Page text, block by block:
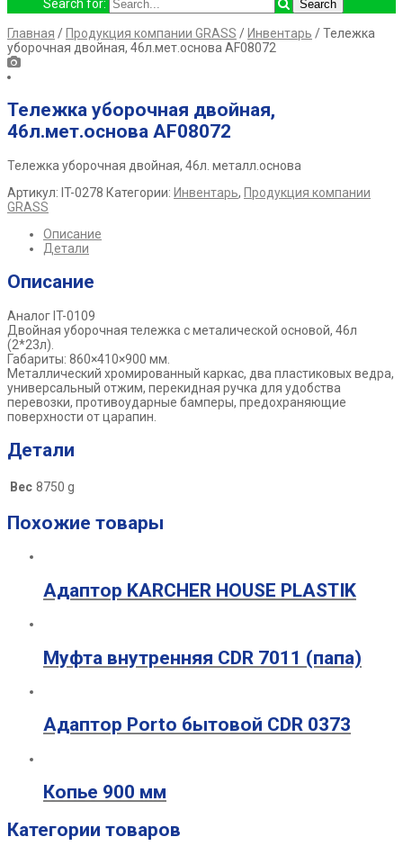
Search for:
Главная / Продукция компании GRASS / Инвентарь / Тележка
уборочная двойная, 46л.мет.основа AF08072
Тележка уборочная двойная,
46л.мет.основа AF08072
Тележка уборочная двойная, 46л. металл.основа
Артикул: IT-0278 Категории: Инвентарь, Продукция компании
GRASS
Описание
Детали
Описание
Аналог IT-0109
Двойная уборочная тележка с металической основой, 46л
(2*23л).
Габариты: 860×410×900 мм.
Металлический хромированный каркас, два пластиковых ведра,
универсальный отжим, перекидная ручка для удобства
перевозки, противоударные бамперы, предохраняющие
поверхности от царапин.
Детали
Вес 8750 g
Похожие товары
Адаптор KARCHER HOUSE PLASTIK
Муфта внутренняя CDR 7011 (папа)
Адаптор Porto бытовой CDR 0373
Копье 900 мм
Категории товаров